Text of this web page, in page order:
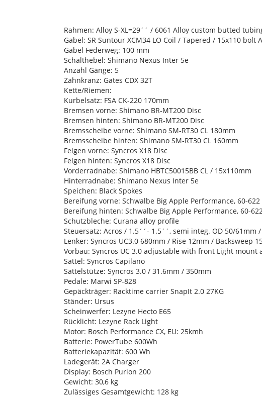
Rahmen: Alloy S-XL=29´´ / 6061 Alloy custom butted
Gabel: SR Suntour XCM34 LO Coil / Tapered / 15x110 bolt
Gabel Federweg: 100 mm
Schalthebel: Shimano Nexus Inter 5e
Anzahl Gänge: 5
Zahnkranz: Gates CDX 32T
Kette/Riemen:
Kurbelsatz: FSA CK-220 170mm
Bremsen vorne: Shimano BR-MT200 Disc
Bremsen hinten: Shimano BR-MT200 Disc
Bremsscheibe vorne: Shimano SM-RT30 CL 180mm
Bremsscheibe hinten: Shimano SM-RT30 CL 160mm
Felgen vorne: Syncros X18 Disc
Felgen hinten: Syncros X18 Disc
Vorderradnabe: Shimano HBTC50015BB CL / 15x110mm
Hinterradnabe: Shimano Nexus Inter 5e
Speichen: Black Spokes
Bereifung vorne: Schwalbe Big Apple Performance, 60-622
Bereifung hinten: Schwalbe Big Apple Performance, 60-
Schutzbleche: Curana alloy profile
Steuersatz: Acros / 1.5´´- 1.5´´, semi integ. OD 50/61mm
Lenker: Syncros UC3.0 680mm / Rise 12mm / Backsweep
Vorbau: Syncros UC 3.0 adjustable with front Light mount
Sattel: Syncros Capilano
Sattelstütze: Syncros 3.0 / 31.6mm / 350mm
Pedale: Marwi SP-828
Gepäckträger: Racktime carrier SnapIt 2.0 27KG
Ständer: Ursus
Scheinwerfer: Lezyne Hecto E65
Rücklicht: Lezyne Rack Light
Motor: Bosch Performance CX, EU: 25kmh
Batterie: PowerTube 600Wh
Batteriekapazität: 600 Wh
Ladegerät: 2A Charger
Display: Bosch Purion 200
Gewicht: 30,6 kg
Zulässiges Gesamtgewicht: 128 kg